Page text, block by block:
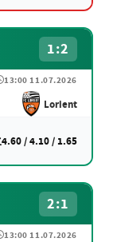
1:2
13:00 11.07.2026
Lorient
4.60 / 4.10 / 1.65
2:1
13:00 11.07.2026